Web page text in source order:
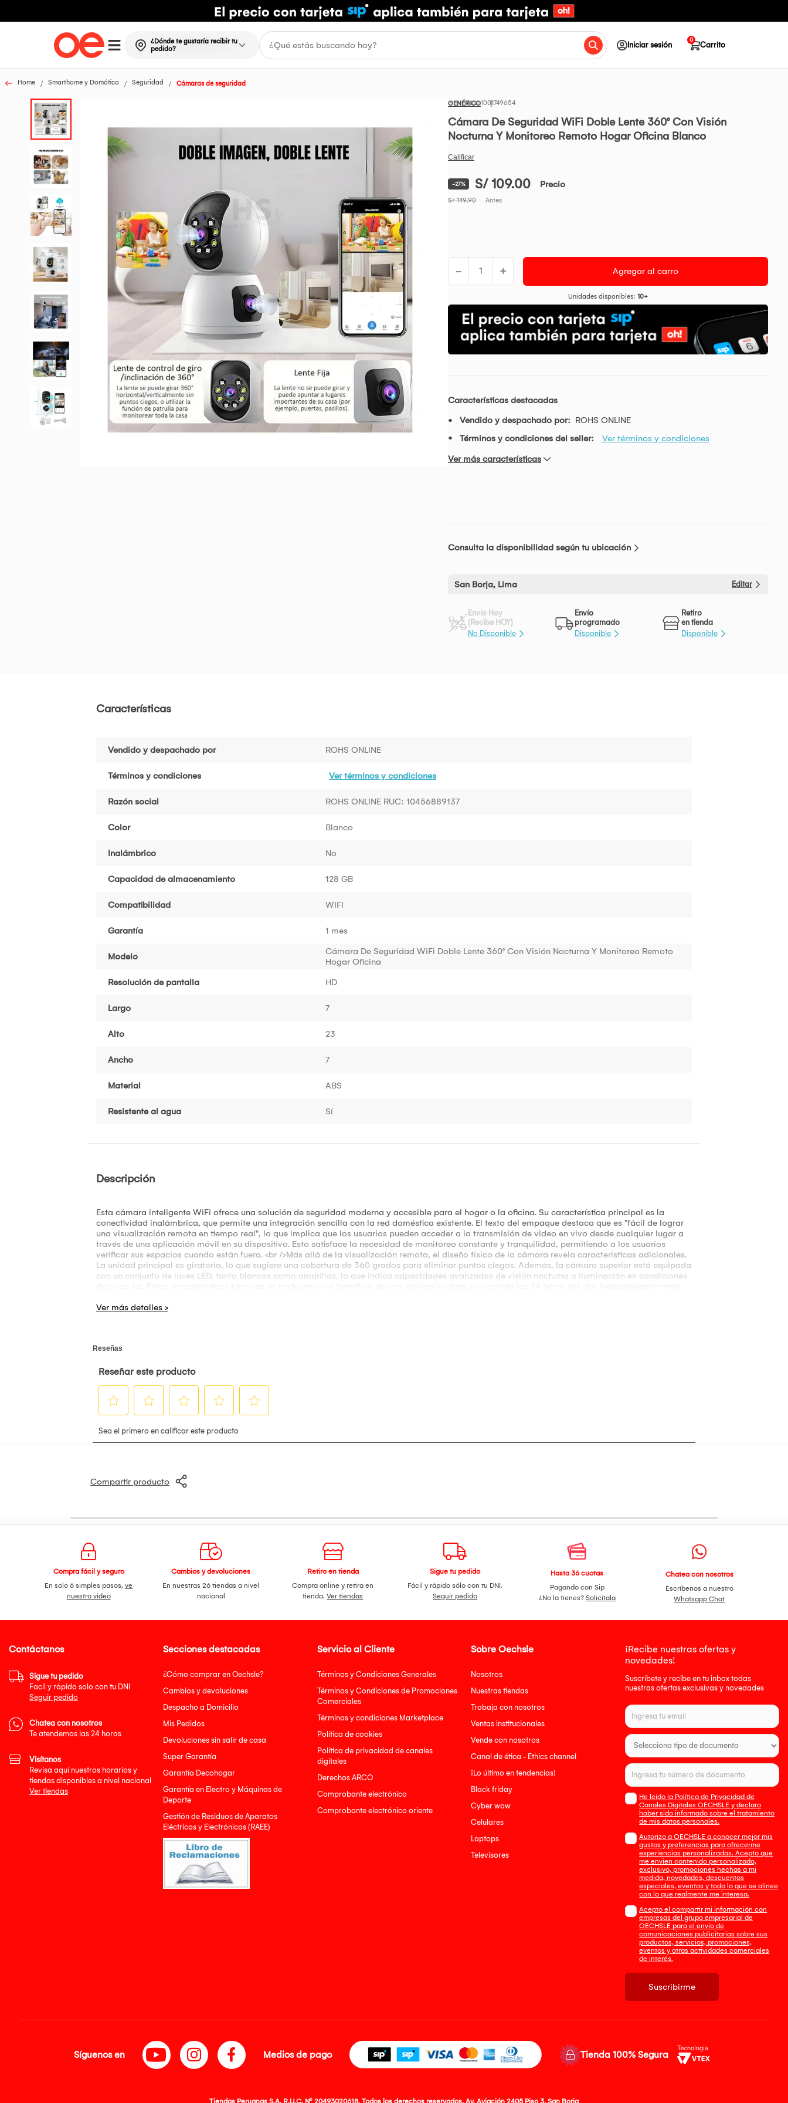
¿Dónde te gustaría recibir tu
pedido?
Iniciar sesión Carrito
0
Home Smarthome y Domótica Seguridad Cámaras de seguridad
GENÉRICO1001749654
Cámara De Seguridad WiFi Doble Lente 360° Con Visión
Nocturna Y Monitoreo Remoto Hogar Oficina Blanco
-27% S/ 109.00 Precio
S/ 149.90 Antes
- + Agregar al carro
Unidades disponibles: 10+
Características destacadas
Vendido y despachado por: ROHS ONLINE
Términos y condiciones del seller:
Ver términos y condiciones
Ver más características
Consulta la disponibilidad según tu ubicación
San Borja, Lima Editar
Envío Hoy
(Recibe HOY)
No Disponible
Envío
programado
Disponible
Retiro
en tienda
Disponible
Características
Vendido y despachado por ROHS ONLINE
Términos y condiciones Ver términos y condiciones
Razón social ROHS ONLINE RUC: 10456889137
Color Blanco
Inalámbrico No
Capacidad de almacenamiento 128 GB
Compatibilidad WIFI
Garantía 1 mes
Modelo
Cámara De Seguridad WiFi Doble Lente 360° Con Visión Nocturna Y Monitoreo Remoto
Hogar Oficina
Resolución de pantalla
HD
Largo 7
Alto 23
Ancho 7
Material ABS
Resistente al agua Sí
Descripción
Esta cámara inteligente WiFi ofrece una solución de seguridad moderna y accesible para el hogar o la oficina. Su característica principal es la
conectividad inalámbrica, que permite una integración sencilla con la red doméstica existente. El texto del empaque destaca que es "fácil de lograr
una visualización remota en tiempo real", lo que implica que los usuarios pueden acceder a la transmisión de video en vivo desde cualquier lugar a
través de una aplicación móvil en su dispositivo. Esto satisface la necesidad de monitoreo constante y tranquilidad, permitiendo a los usuarios
verificar sus espacios cuando están fuera. <br />Más allá de la visualización remota, el diseño físico de la cámara revela características adicionales.
La unidad principal es giratoria, lo que sugiere una cobertura de 360 grados para eliminar puntos ciegos. Además, la cámara superior está equipada
con un conjunto de luces LED, tanto blancas como amarillas, lo que indica capacidades avanzadas de visión nocturna o iluminación en condiciones
Compartir producto
Compra fácil y seguro
En solo 6 simples pasos,ve
nuestro video
Cambios y devoluciones
En nuestras 26 tiendas a nivel
nacional
Retiro en tienda
Compra online y retira en
tienda.Ver tiendas
Sigue tu pedido
Fácil y rápido sólo con tu DNI.
Seguir pedido
Hasta 36 cuotas
Pagando con Sip
¿No la tienes? Solicítala
Chatea con nosotros
Escríbenos a nuestro
Whatsapp Chat
Secciones destacadas
¿Cómo comprar en Oechsle?
Cambios y devoluciones
Despacho a Domicilio
Mis Pedidos
Devoluciones sin salir de casa
Super Garantía
Garantía Decohogar
Garantía en Electro y Máquinas de
Deporte
Gestión de Residuos de Aparatos
Eléctricos y Electrónicos (RAEE)
Servicio al Cliente
Términos y Condiciones Generales
Términos y Condiciones de Promociones
Comerciales
Términos y condiciones Marketplace
Política de cookies
Política de privacidad de canales
digitales
Derechos ARCO
Comprobante electrónico
Comprobante electrónico oriente
Sobre Oechsle
Nosotros
Nuestras tiendas
Trabaja con nosotros
Ventas institucionales
Vende con nosotros
Canal de ética - Ethics channel
¡Lo último en tendencias!
Black friday
Cyber wow
Celulares
Laptops
Televisores
¡Recibe nuestras ofertas y
novedades!
Suscríbete y recibe en tu inbox todas
nuestras ofertas exclusivas y novedades
He leído la Política de Privacidad de
Canales Digitales OECHSLE y declaro
haber sido informado sobre el tratamiento
de mis datos personales.
Autorizo a OECHSLE a conocer mejor mis
gustos y preferencias para ofrecerme
experiencias personalizadas. Acepto que
me envien contenido personalizado,
exclusivo, promociones hechas a mi
medida, novedades, descuentos
especiales, eventos y todo lo que se alinee
con lo que realmente me interesa.
Acepto el compartir mi información con
empresas del grupo empresarial de
OECHSLE para el envío de
comunicaciones publicitarias sobre sus
productos, servicios, promociones,
eventos y otras actividades comerciales
de interés.
Suscribirme
Contáctanos
Sigue tu pedido
Facil y rápido solo con tu DNI
Seguir pedido
Chatea con nosotros
Te atendemos las 24 horas
Visítanos
Revisa aquí nuestros horarios y
tiendas disponibles a nivel nacional
Ver tiendas
Síguenos en Medios de pago Tienda 100% Segura
Tiendas Peruanas S.A. R.U.C. Nº 20493020618. Todos los derechos reservados. Av. Aviación 2405 Piso 3, San Borja